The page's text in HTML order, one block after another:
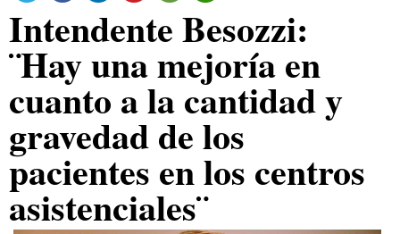
Intendente Besozzi:
¨Hay una mejoría en
cuanto a la cantidad y
gravedad de los
pacientes en los centros
asistenciales¨